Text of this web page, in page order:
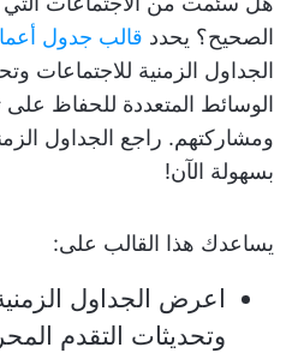
الصحيح؟ يحدد قالب جدول
الجداول الزمنية للاجتماعات
الوسائط المتعددة للحفاظ على
ومشاركتهم. راجع الجداول
بسهولة الآن!
يساعدك هذا القالب على:
اعرض الجداول
وتحديثات التقدم